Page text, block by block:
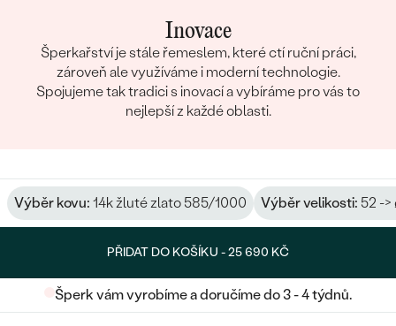
Inovace
Šperkařství je stále řemeslem, které ctí ruční práci,
zároveň ale využíváme i moderní technologie.
Spojujeme tak tradici s inovací a vybíráme pro vás to
nejlepší z každé oblasti.
Výběr kovu: 14k žluté zlato 585/1000 Výběr velikosti: 52 ->
PŘIDAT DO KOŠÍKU -25 690 KČ
Šperk vám vyrobíme a doručíme do 3 - 4 týdnů.